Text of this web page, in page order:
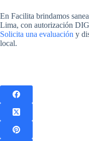
En Facilita brindamos
Lima, con autorización
Solicita una evaluación y
local.